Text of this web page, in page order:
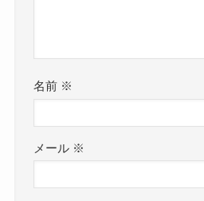
名前 ※
メール ※